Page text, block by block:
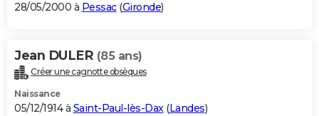
28/05/2000 à Pessac(Gironde)
Jean DULER (85 ans)
Créer une cagnotte obsèques
Naissance
05/12/1914 à Saint-Paul-lès-Dax(Landes)